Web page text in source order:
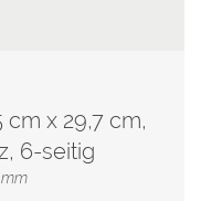
cm x 29,7 cm,
6-seitig
mm